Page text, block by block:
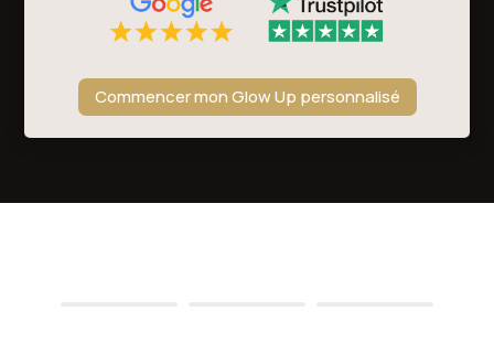
Commencer mon Glow Up personnalisé